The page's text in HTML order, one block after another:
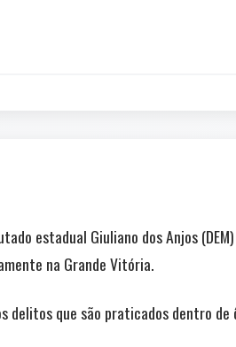
estadual Giuliano dos Anjos
na Grande Vitória.
delitos que são praticados dentro de